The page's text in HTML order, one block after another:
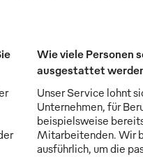
Wie viele Personen
ausgestattet
Unser Service lohnt
Unternehmen, für
beispielsweise
Mitarbeitenden. Wir
ausführlich, um die